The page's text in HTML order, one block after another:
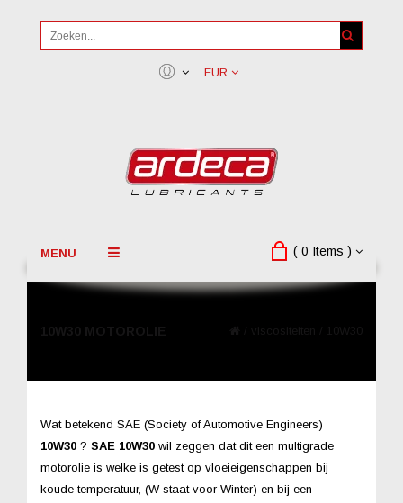
EUR
MENU ( 0 Items )
Wat betekend SAE (Society of Automotive Engineers)
10W30 ? SAE 10W30 wil zeggen dat dit een multigrade
motorolie is welke is getest op vloeieigenschappen bij
koude temperatuur, (W staat voor Winter) en bij een